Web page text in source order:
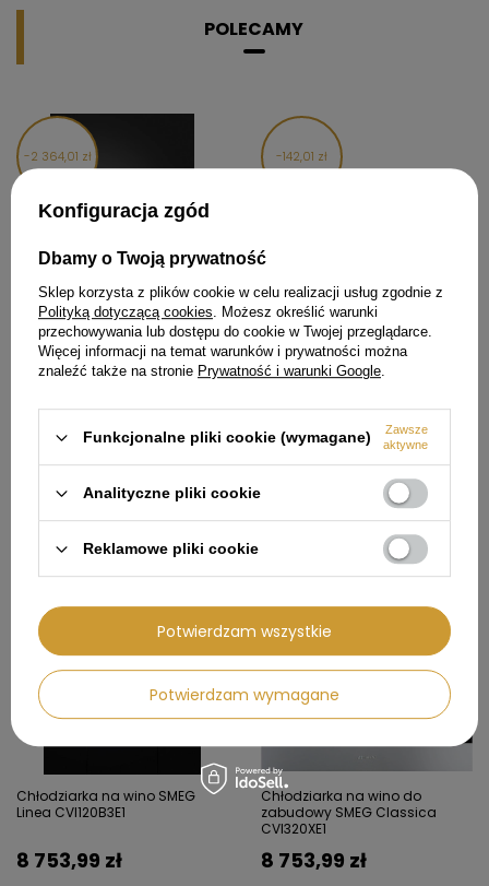
POLECAMY
2 364,01 zł
Chłodziarka na wino do
zabudowy SMEG Classica
13 393,99 zł
okresie 30 dni przed
wprowadzeniem obniżki:
15 299,00 zł
142,01 zł
Tostery na 2 kromki TSF01MLMEU
- SMEG
947,00 zł
804,99 zł
Najniższa cena produktu w
okresie 30 dni przed
wprowadzeniem obniżki:
804,99 zł
Chłodziarka na wino SMEG
Linea CVI120B3E1
8 753,99 zł
Chłodziarka na wino do
zabudowy SMEG Classica
CVI320XE1
8 753,99 zł
Konfiguracja zgód
Dbamy o Twoją prywatność
Sklep korzysta z plików cookie w celu realizacji usług zgodnie z
Polityką dotyczącą cookies. Możesz określić warunki
przechowywania lub dostępu do cookie w Twojej przeglądarce.
Więcej informacji na temat warunków i prywatności można
znaleźć także na stronie Prywatność i warunki Google.
Funkcjonalne pliki cookie (wymagane)
Zawsze
aktywne
Analityczne pliki cookie
Reklamowe pliki cookie
Potwierdzam wymagane
Potwierdzam wszystkie